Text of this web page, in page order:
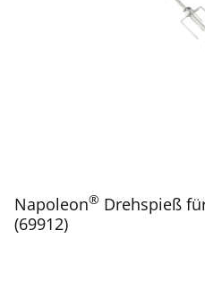
Napoleon® Drehspieß
(69912)